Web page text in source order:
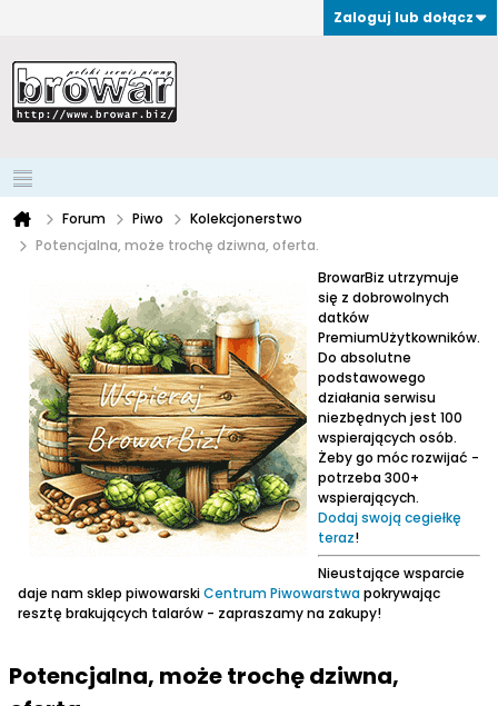
Zaloguj lub dołącz
Forum Piwo
Kolekcjonerstwo
Potencjalna, może trochę dziwna, oferta.
BrowarBiz utrzymuje
się z dobrowolnych
datków
PremiumUżytkowników.
Do absolutne
podstawowego
działania serwisu
niezbędnych jest 100
wspierających osób.
Żeby go móc rozwijać -
potrzeba 300+
wspierających.
Dodaj swoją cegiełkę
teraz!
Nieustające wsparcie
daje nam sklep piwowarskiCentrum Piwowarstwapokrywając
resztę brakujących talarów - zapraszamy na zakupy!
Potencjalna, może trochę dziwna,